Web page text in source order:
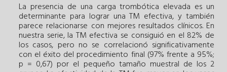
La presencia de una carga trombótica elevada es un
determinante para lograr una TM efectiva, y también
parece relacionarse con mejores resultados clínicos. En
nuestra serie, la TM efectiva se consiguió en el 82% de
los casos, pero no se correlacionó significativamente
con el éxito del procedimiento final (97% frente a 95%;
p = 0,67) por el pequeño tamaño muestral de los 2